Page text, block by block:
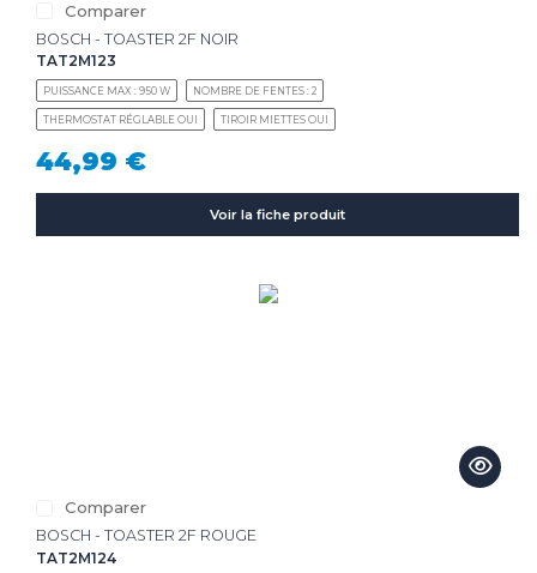
Comparer
BOSCH - TOASTER 2F NOIR
TAT2M123
PUISSANCE MAX : 950 W NOMBRE DE FENTES : 2
THERMOSTAT RÉGLABLE OUI TIROIR MIETTES OUI
44,99 €
Voir la fiche produit
Comparer
BOSCH - TOASTER 2F ROUGE
TAT2M124